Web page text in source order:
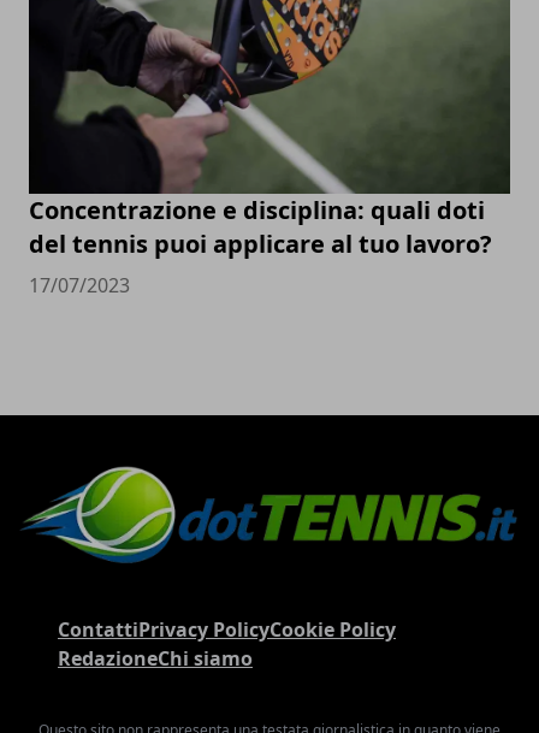
Concentrazione e disciplina: quali doti
del tennis puoi applicare al tuo lavoro?
17/07/2023
ContattiPrivacy PolicyCookie Policy
RedazioneChi siamo